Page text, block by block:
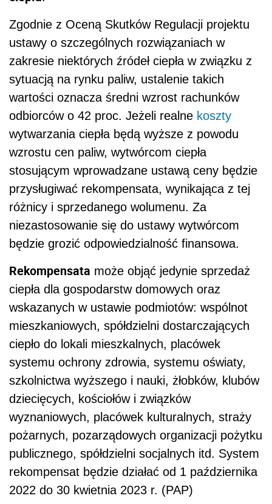
Zgodnie z Oceną Skutków Regulacji projektu
ustawy o szczególnych rozwiązaniach w
zakresie niektórych źródeł ciepła w związku z
sytuacją na rynku paliw, ustalenie takich
wartości oznacza średni wzrost rachunków
odbiorców o 42 proc. Jeżeli realne koszty
wytwarzania ciepła będą wyższe z powodu
wzrostu cen paliw, wytwórcom ciepła
stosującym wprowadzane ustawą ceny będzie
przysługiwać rekompensata, wynikająca z tej
różnicy i sprzedanego wolumenu. Za
niezastosowanie się do ustawy wytwórcom
będzie grozić odpowiedzialność finansowa.
Rekompensata może objąć jedynie sprzedaż
ciepła dla gospodarstw domowych oraz
wskazanych w ustawie podmiotów: wspólnot
mieszkaniowych, spółdzielni dostarczających
ciepło do lokali mieszkalnych, placówek
systemu ochrony zdrowia, systemu oświaty,
szkolnictwa wyższego i nauki, żłobków, klubów
dziecięcych, kościołów i związków
wyznaniowych, placówek kulturalnych, straży
pożarnych, pozarządowych organizacji pożytku
publicznego, spółdzielni socjalnych itd. System
rekompensat będzie działać od 1 października
2022 do 30 kwietnia 2023 r. (PAP)